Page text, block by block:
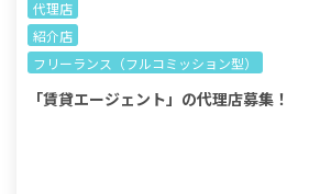
代理店
紹介店
フリーランス（フルコミッション型）
「賃貸エージェント」の代理店募集！